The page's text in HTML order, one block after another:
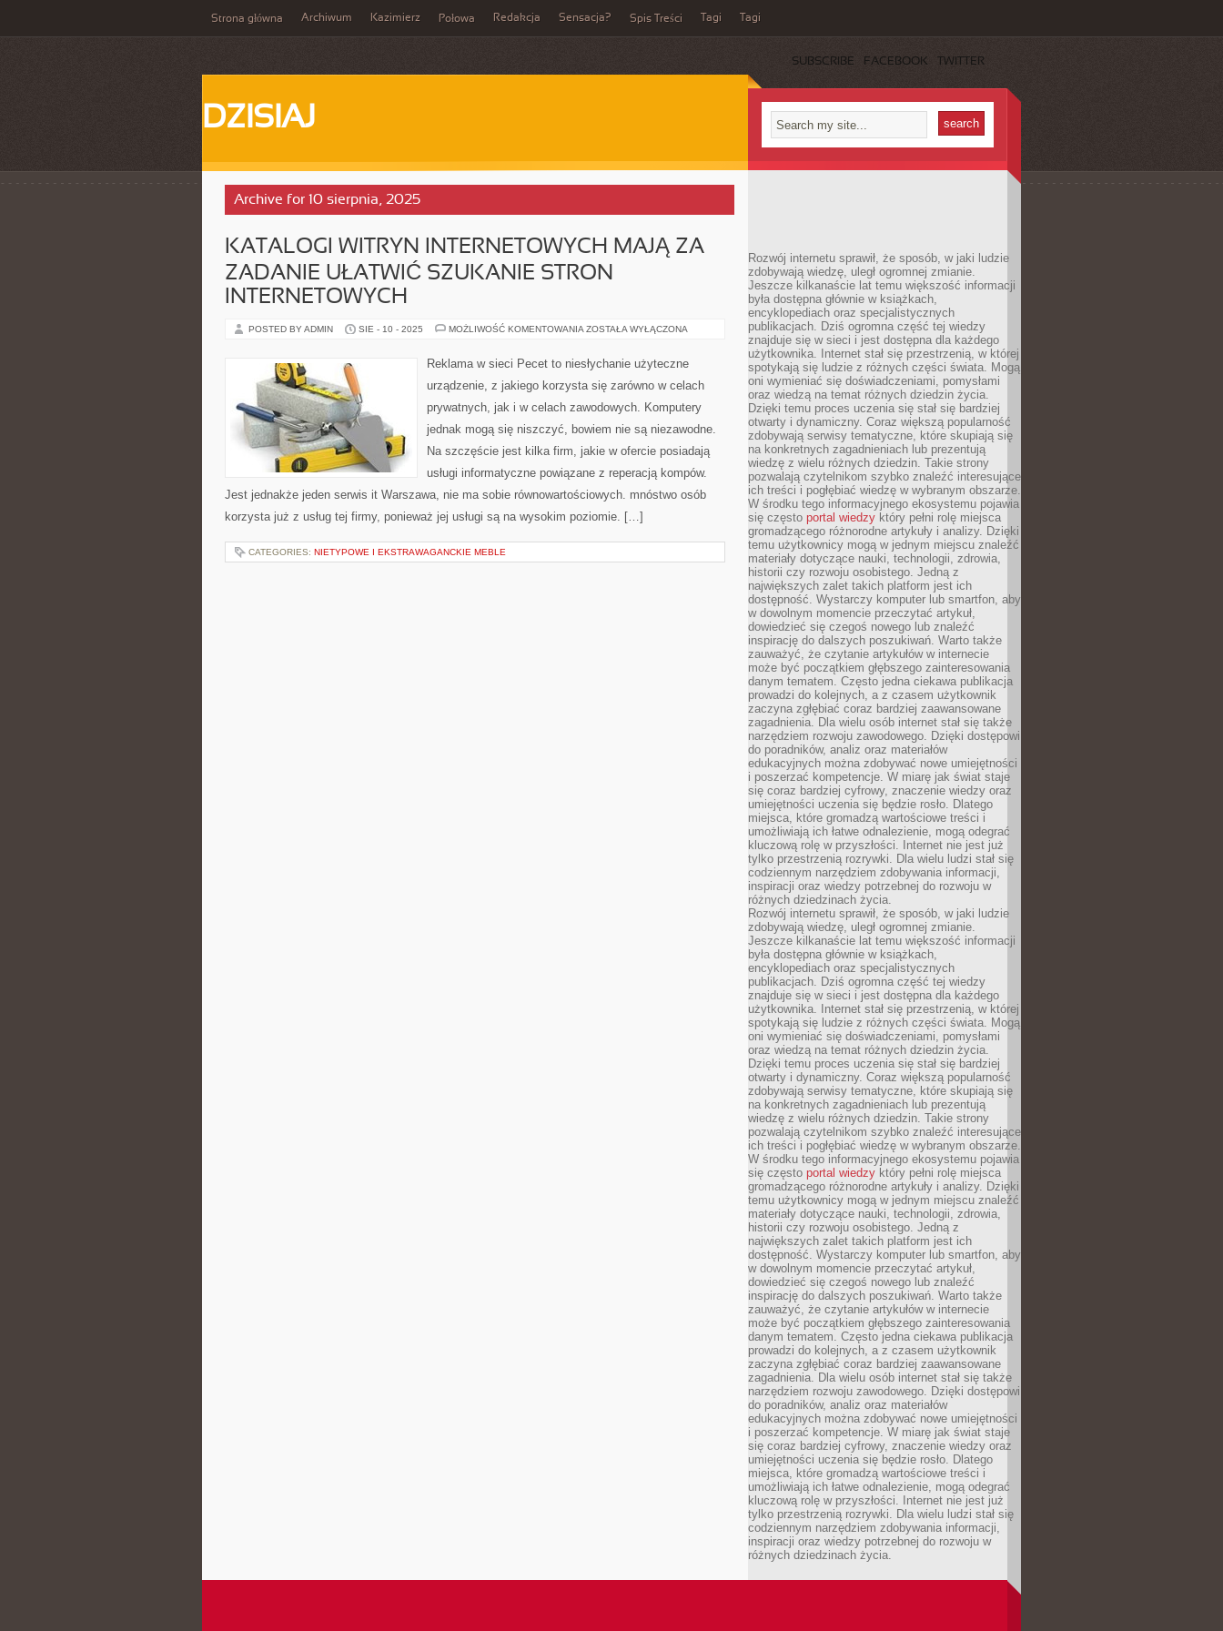
Strona główna Archiwum Kazimierz Połowa Redakcja Sensacja? Spis Treści Tagi Tagi
SUBSCRIBE FACEBOOK TWITTER
DZISIAJ
Archive for 10 sierpnia, 2025
KATALOGI WITRYN INTERNETOWYCH MAJĄ ZA
ZADANIE UŁATWIĆ SZUKANIE STRON
INTERNETOWYCH
POSTED BY ADMIN SIE - 10 - 2025 MOŻLIWOŚĆ KOMENTOWANIA KATALOGI
MAJĄ
ZA
UŁATWIĆ
STRON
ZOSTAŁA WYŁĄCZONA
Reklama w sieci Pecet to niesłychanie użyteczne
urządzenie, z jakiego korzysta się zarówno w celach
prywatnych, jak i w celach zawodowych. Komputery
jednak mogą się niszczyć, bowiem nie są niezawodne.
Na szczęście jest kilka firm, jakie w ofercie posiadają
usługi informatyczne powiązane z reperacją kompów.
Jest jednakże jeden serwis it Warszawa, nie ma sobie równowartościowych. mnóstwo osób
korzysta już z usług tej firmy, ponieważ jej usługi są na wysokim poziomie. […]
CATEGORIES: NIETYPOWE I EKSTRAWAGANCKIE MEBLE
Rozwój internetu sprawił, że sposób, w jaki ludzie
zdobywają wiedzę, uległ ogromnej zmianie.
Jeszcze kilkanaście lat temu większość informacji
była dostępna głównie w książkach,
encyklopediach oraz specjalistycznych
publikacjach. Dziś ogromna część tej wiedzy
znajduje się w sieci i jest dostępna dla każdego
użytkownika. Internet stał się przestrzenią, w której
spotykają się ludzie z różnych części świata. Mogą
oni wymieniać się doświadczeniami, pomysłami
oraz wiedzą na temat różnych dziedzin życia.
Dzięki temu proces uczenia się stał się bardziej
otwarty i dynamiczny. Coraz większą popularność
zdobywają serwisy tematyczne, które skupiają się
na konkretnych zagadnieniach lub prezentują
wiedzę z wielu różnych dziedzin. Takie strony
pozwalają czytelnikom szybko znaleźć interesujące
ich treści i pogłębiać wiedzę w wybranym obszarze.
W środku tego informacyjnego ekosystemu pojawia
się często portal wiedzy który pełni rolę miejsca
gromadzącego różnorodne artykuły i analizy. Dzięki
temu użytkownicy mogą w jednym miejscu znaleźć
materiały dotyczące nauki, technologii, zdrowia,
historii czy rozwoju osobistego. Jedną z
największych zalet takich platform jest ich
dostępność. Wystarczy komputer lub smartfon, aby
w dowolnym momencie przeczytać artykuł,
dowiedzieć się czegoś nowego lub znaleźć
inspirację do dalszych poszukiwań. Warto także
zauważyć, że czytanie artykułów w internecie
może być początkiem głębszego zainteresowania
danym tematem. Często jedna ciekawa publikacja
prowadzi do kolejnych, a z czasem użytkownik
zaczyna zgłębiać coraz bardziej zaawansowane
zagadnienia. Dla wielu osób internet stał się także
narzędziem rozwoju zawodowego. Dzięki dostępowi
do poradników, analiz oraz materiałów
edukacyjnych można zdobywać nowe umiejętności
i poszerzać kompetencje. W miarę jak świat staje
się coraz bardziej cyfrowy, znaczenie wiedzy oraz
umiejętności uczenia się będzie rosło. Dlatego
miejsca, które gromadzą wartościowe treści i
umożliwiają ich łatwe odnalezienie, mogą odegrać
kluczową rolę w przyszłości. Internet nie jest już
tylko przestrzenią rozrywki. Dla wielu ludzi stał się
codziennym narzędziem zdobywania informacji,
inspiracji oraz wiedzy potrzebnej do rozwoju w
różnych dziedzinach życia.
Rozwój internetu sprawił, że sposób, w jaki ludzie
zdobywają wiedzę, uległ ogromnej zmianie.
Jeszcze kilkanaście lat temu większość informacji
była dostępna głównie w książkach,
encyklopediach oraz specjalistycznych
publikacjach. Dziś ogromna część tej wiedzy
znajduje się w sieci i jest dostępna dla każdego
użytkownika. Internet stał się przestrzenią, w której
spotykają się ludzie z różnych części świata. Mogą
oni wymieniać się doświadczeniami, pomysłami
oraz wiedzą na temat różnych dziedzin życia.
Dzięki temu proces uczenia się stał się bardziej
otwarty i dynamiczny. Coraz większą popularność
zdobywają serwisy tematyczne, które skupiają się
na konkretnych zagadnieniach lub prezentują
wiedzę z wielu różnych dziedzin. Takie strony
pozwalają czytelnikom szybko znaleźć interesujące
ich treści i pogłębiać wiedzę w wybranym obszarze.
W środku tego informacyjnego ekosystemu pojawia
się często portal wiedzy który pełni rolę miejsca
gromadzącego różnorodne artykuły i analizy. Dzięki
temu użytkownicy mogą w jednym miejscu znaleźć
materiały dotyczące nauki, technologii, zdrowia,
historii czy rozwoju osobistego. Jedną z
największych zalet takich platform jest ich
dostępność. Wystarczy komputer lub smartfon, aby
w dowolnym momencie przeczytać artykuł,
dowiedzieć się czegoś nowego lub znaleźć
inspirację do dalszych poszukiwań. Warto także
zauważyć, że czytanie artykułów w internecie
może być początkiem głębszego zainteresowania
danym tematem. Często jedna ciekawa publikacja
prowadzi do kolejnych, a z czasem użytkownik
zaczyna zgłębiać coraz bardziej zaawansowane
zagadnienia. Dla wielu osób internet stał się także
narzędziem rozwoju zawodowego. Dzięki dostępowi
do poradników, analiz oraz materiałów
edukacyjnych można zdobywać nowe umiejętności
i poszerzać kompetencje. W miarę jak świat staje
się coraz bardziej cyfrowy, znaczenie wiedzy oraz
umiejętności uczenia się będzie rosło. Dlatego
miejsca, które gromadzą wartościowe treści i
umożliwiają ich łatwe odnalezienie, mogą odegrać
kluczową rolę w przyszłości. Internet nie jest już
tylko przestrzenią rozrywki. Dla wielu ludzi stał się
codziennym narzędziem zdobywania informacji,
inspiracji oraz wiedzy potrzebnej do rozwoju w
różnych dziedzinach życia.